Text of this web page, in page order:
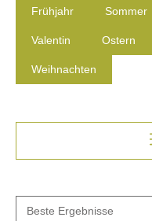
Frühjahr Sommer
Valentin Ostern
Weihnachten